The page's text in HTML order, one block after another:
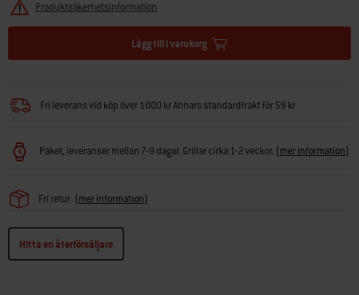
Produktsäkerhetsinformation
Lägg till i varukorg
Fri leverans vid köp över 1000 kr Annars standardfrakt för 59 kr
Paket, leveranser mellan 7-9 dagar. Grillar cirka 1-2 veckor. (mer information)
Fri retur (mer information)
Hitta en återförsäljare